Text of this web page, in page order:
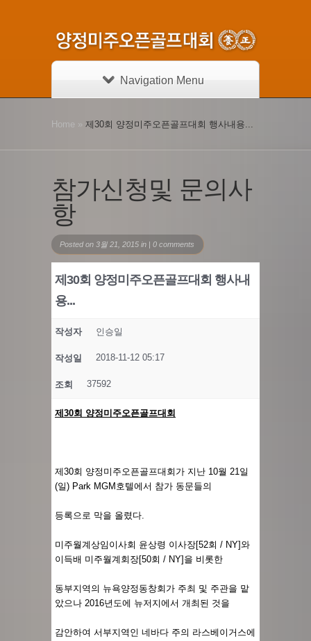
Navigation Menu
Home » 제30회 양정미주오픈골프대회 행사내용...
참가신청및 문의사
항
Posted on 3월 21, 2015 in | 0 comments
제30회 양정미주오픈골프대회 행사내
용...
작성자 인승일
작성일 2018-11-12 05:17
조회 37592
제30회 양정미주오픈골프대회
제30회 양정미주오픈골프대회가 지난 10월 21일
(일) Park MGM호텔에서 참가 동문들의
등록으로 막을 올렸다.
미주월계상임이사회 윤상령 이사장[52회 / NY]와
이득배 미주월계회장[50회 / NY]을 비롯한
동부지역의 뉴욕양정동창회가 주최 및 주관을 맡
았으나 2016년도에 뉴저지에서 개최된 것을
감안하여 서부지역인 네바다 주의 라스베이거스에